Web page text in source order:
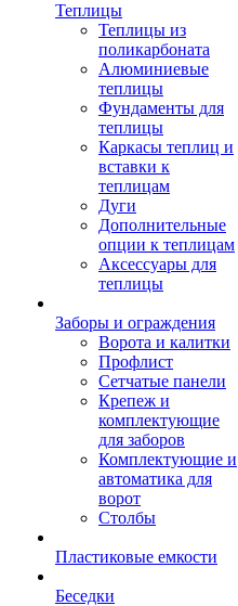
Теплицы
Теплицы из
поликарбоната
Алюминиевые
теплицы
Фундаменты для
теплицы
Каркасы теплиц и
вставки к
теплицам
Дуги
Дополнительные
опции к теплицам
Аксессуары для
теплицы
Заборы и ограждения
Ворота и калитки
Профлист
Сетчатые панели
Крепеж и
комплектующие
для заборов
Комплектующие и
автоматика для
ворот
Столбы
Пластиковые емкости
Беседки